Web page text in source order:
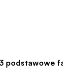
podstawowe